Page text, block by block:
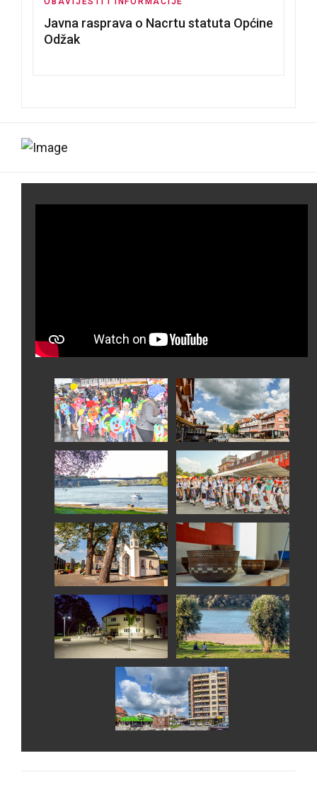
Javna rasprava o Nacrtu statuta Općine
Odžak